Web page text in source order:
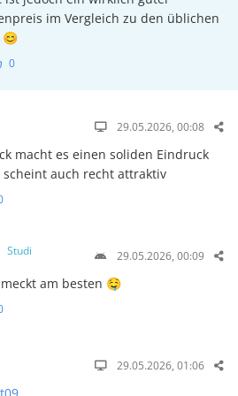
im Vergleich zu den üblichen
😊
0
29.05.2026, 00:08
macht es einen soliden Eindruck
scheint auch recht attraktiv
Studi 29.05.2026, 00:09
am besten 🤤
29.05.2026, 01:06